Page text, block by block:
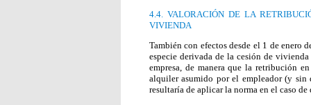
4.4. VALORACIÓN DE LA
VIVIENDA
También con efectos desde el 1 de enero
especie derivada de la cesión de
empresa, de manera que la retribución
alquiler asumido por el empleador (y
resultaría de aplicar la norma en el caso